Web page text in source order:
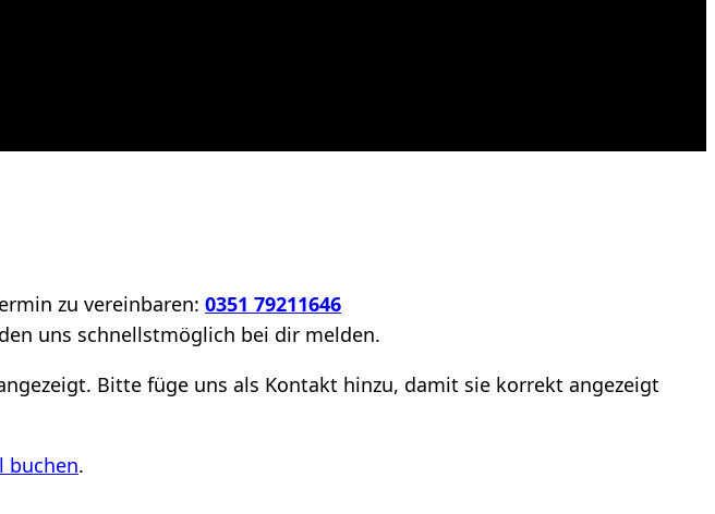
zu vereinbaren: 0351 79211646
uns schnellstmöglich bei dir melden.
Bitte füge uns als Kontakt hinzu, damit sie korrekt angezeigt
buchen.